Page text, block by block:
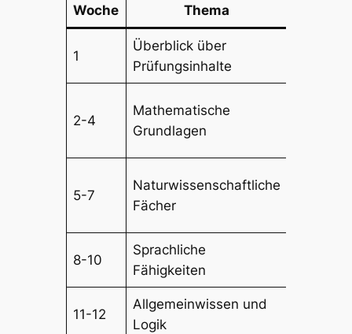
Woche Thema
1
Überblick über
Prüfungsinhalte
2-4
Mathematische
Grundlagen
5-7
Naturwissenschaftliche
Fächer
8-10
Sprachliche
Fähigkeiten
11-12
Allgemeinwissen und
Logik